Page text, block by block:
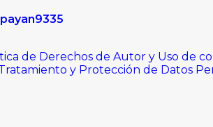
de Derechos de Autor y Uso de
y Protección de Datos